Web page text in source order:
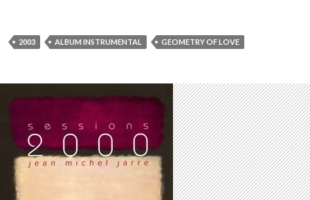
2003 ALBUM INSTRUMENTAL GEOMETRY OF LOVE